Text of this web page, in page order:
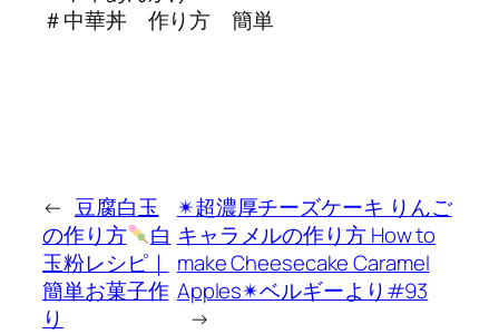
＃中華丼 作り方 簡単
← 豆腐白玉
の作り方
白
玉粉レシピ｜
簡単お菓子作
り
✴︎超濃厚チーズケーキ りんご
キャラメルの作り方 How to
make Cheesecake Caramel
Apples✴︎ベルギーより#93
→